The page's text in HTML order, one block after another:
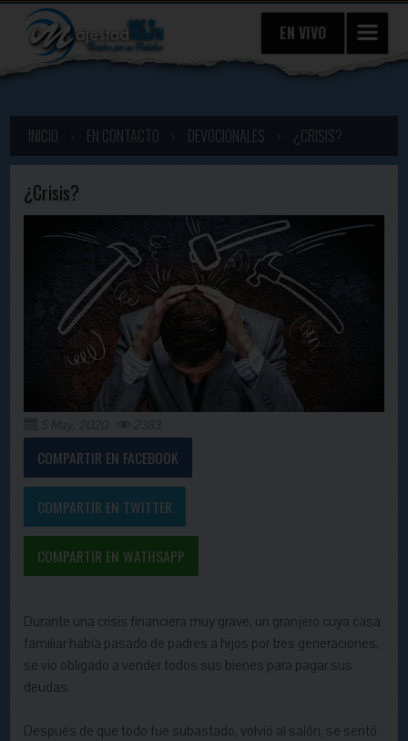
EN VIVO
INICIO EN CONTACTO DEVOCIONALES ¿CRISIS?
¿Crisis?
5 May, 2020 2383
COMPARTIR EN FACEBOOK
COMPARTIR EN TWITTER
COMPARTIR EN WATHSAPP
Durante una crisis financiera muy grave, un granjero cuya casa
familiar había pasado de padres a hijos por tres generaciones,
se vio obligado a vender todos sus bienes para pagar sus
deudas.
Después de que todo fue subastado, volvió al salón, se sentó